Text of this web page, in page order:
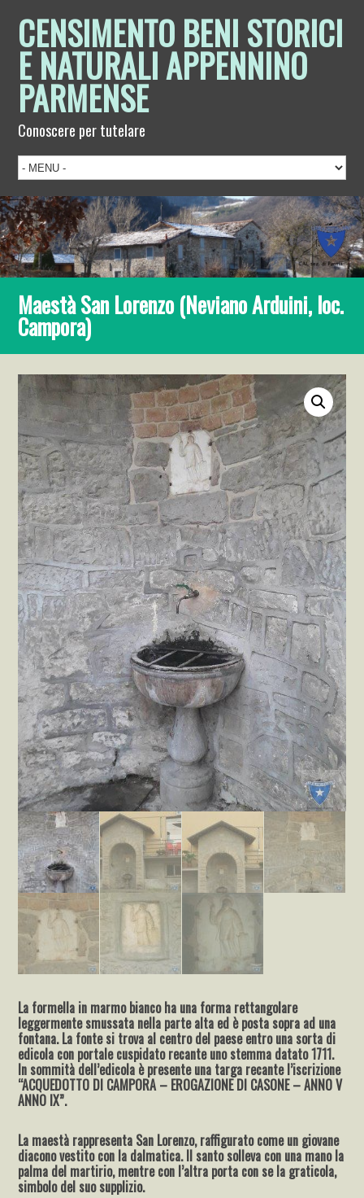
CENSIMENTO BENI STORICI
E NATURALI APPENNINO
PARMENSE
Conoscere per tutelare
Maestà San Lorenzo (Neviano Arduini, loc.
Campora)
La formella in marmo bianco ha una forma rettangolare
leggermente smussata nella parte alta ed è posta sopra ad una
fontana. La fonte si trova al centro del paese entro una sorta di
edicola con portale cuspidato recante uno stemma datato 1711.
In sommità dell’edicola è presente una targa recante l’iscrizione
“ACQUEDOTTO DI CAMPORA – EROGAZIONE DI CASONE – ANNO V
ANNO IX”.
La maestà rappresenta San Lorenzo, raffigurato come un giovane
diacono vestito con la dalmatica. Il santo solleva con una mano la
palma del martirio, mentre con l’altra porta con se la graticola,
simbolo del suo supplizio.